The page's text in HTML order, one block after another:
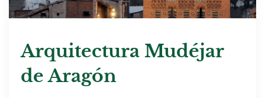
Arquitectura Mudéjar
de Aragón